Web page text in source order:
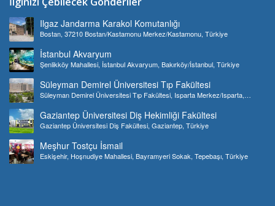
Ilgaz Jandarma Karakol Komutanlığı
Bostan, 37210 Bostan/Kastamonu Merkez/Kastamonu, Türkiye
İstanbul Akvaryum
Şenlikköy Mahallesi, İstanbul Akvaryum, Bakırköy/İstanbul, Türkiye
Süleyman Demirel Üniversitesi Tıp Fakültesi
Süleyman Demirel Üniversitesi Tıp Fakültesi, Isparta Merkez/Isparta,
Gaziantep Üniversitesi Diş Hekimliği Fakültesi
Gaziantep Üniversitesi Diş Fakültesi, Gaziantep, Türkiye
Meşhur Tostçu İsmail
Eskişehir, Hoşnudiye Mahallesi, Bayramyeri Sokak, Tepebaşı, Türkiye